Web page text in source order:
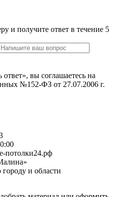
и получите ответ в течение 5
вы соглашаетесь на
№152-ФЗ от 27.07.2006 г.
потолки24.рф
и области